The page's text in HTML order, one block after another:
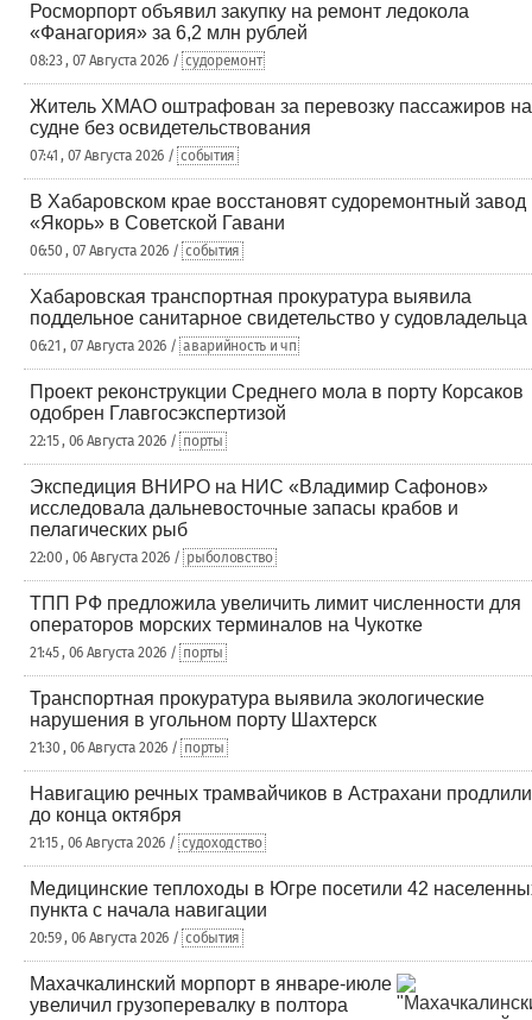
Росморпорт объявил закупку на ремонт ледокола
«Фанагория» за 6,2 млн рублей
08:23 , 07 Августа 2026 / судоремонт
Житель ХМАО оштрафован за перевозку пассажиров на
судне без освидетельствования
07:41 , 07 Августа 2026 / события
В Хабаровском крае восстановят судоремонтный завод
«Якорь» в Советской Гавани
06:50 , 07 Августа 2026 / события
Хабаровская транспортная прокуратура выявила
поддельное санитарное свидетельство у судовладельца
06:21 , 07 Августа 2026 / аварийность и чп
Проект реконструкции Среднего мола в порту Корсаков
одобрен Главгосэкспертизой
22:15 , 06 Августа 2026 / порты
Экспедиция ВНИРО на НИС «Владимир Сафонов»
исследовала дальневосточные запасы крабов и
пелагических рыб
22:00 , 06 Августа 2026 / рыболовство
ТПП РФ предложила увеличить лимит численности для
операторов морских терминалов на Чукотке
21:45 , 06 Августа 2026 / порты
Транспортная прокуратура выявила экологические
нарушения в угольном порту Шахтерск
21:30 , 06 Августа 2026 / порты
Навигацию речных трамвайчиков в Астрахани продлили
до конца октября
21:15 , 06 Августа 2026 / судоходство
Медицинские теплоходы в Югре посетили 42
пункта с начала навигации
20:59 , 06 Августа 2026 / события
Махачкалинский морпорт в январе-июле
увеличил грузоперевалку в полтора